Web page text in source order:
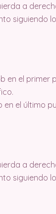
a
siguiendo
en el primer
en el último
a
siguiendo